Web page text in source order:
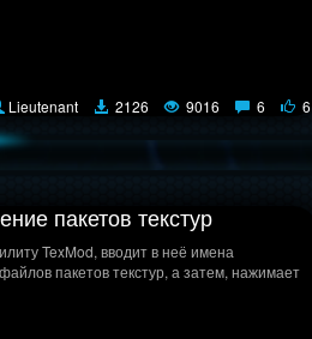
Lieutenant 2126 9016 6 6
пакетов текстур
TexMod, вводит в неё имена
пакетов текстур, а затем, нажимает